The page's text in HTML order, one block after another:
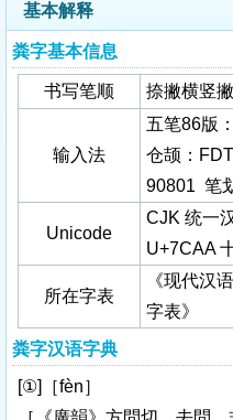
基本解释
粪字基本信息
书写笔顺 捺撇横竖
输入法
五笔86版
仓颉：
90801 笔
Unicode
CJK 统一
U+7CAA
所在字表
《现代汉
字表》
粪字汉语字典
[①]［fèn］